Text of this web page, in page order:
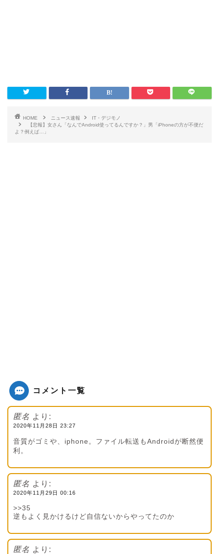
HOME ニュース速報
IT・デジモノ
【悲報】女さん「なんでAndroid使ってるんですか？」男「iPhoneの方が不便だ
よ？例えば…」
コメント一覧
匿名 より:
2020年11月28日 23:27
音質がゴミや、iphone。ファイル転送もAndroidが断然便
利。
匿名 より:
2020年11月29日 00:16
>>35
逆もよく見かけるけど自信ないからやってたのか
匿名 より: